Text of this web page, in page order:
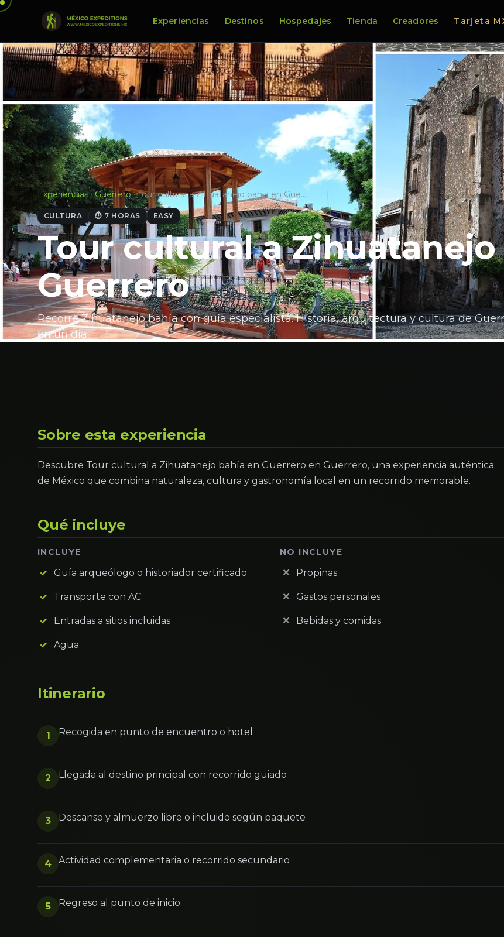
Experiencias Destinos Hospedajes Tienda Creadores Tarjeta
Experiencias · Guerrero · Tour cultural a Zihuatanejo bahía en Gue…
CULTURA ⏱ 7 HORAS EASY
Tour cultural a
Guerrero
Recorre Zihuatanejo bahía con guía especialista. Historia, arquitectura y cultura de
en un día.
Sobre esta experiencia
Descubre Tour cultural a Zihuatanejo bahía en Guerrero en Guerrero, una experiencia auténtica
de México que combina naturaleza, cultura y gastronomía local en un recorrido memorable.
Qué incluye
INCLUYE
Guía arqueólogo o historiador certificado
Transporte con AC
Entradas a sitios incluidas
Agua
NO INCLUYE
Propinas
Gastos personales
Bebidas y comidas
Itinerario
1 Recogida en punto de encuentro o hotel
2 Llegada al destino principal con recorrido guiado
3 Descanso y almuerzo libre o incluido según paquete
4 Actividad complementaria o recorrido secundario
5 Regreso al punto de inicio